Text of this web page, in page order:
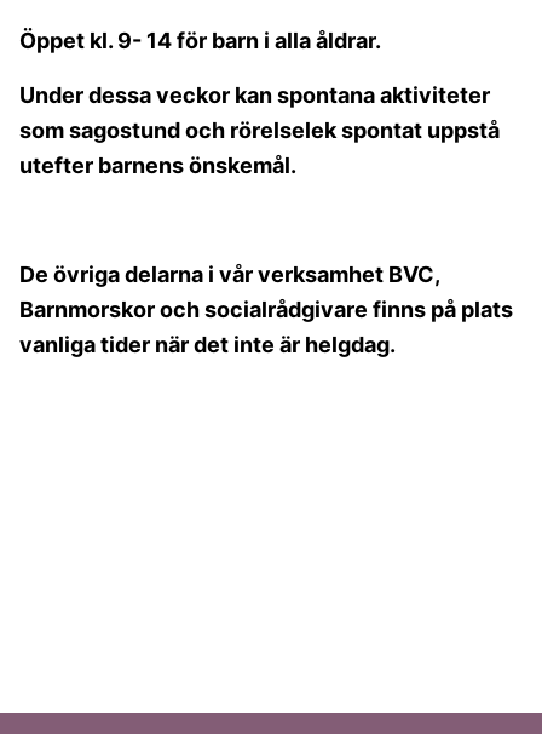
Öppet kl. 9- 14 för barn i alla åldrar.
Under dessa veckor kan spontana aktiviteter
som sagostund och rörelselek spontat uppstå
utefter barnens önskemål.
De övriga delarna i vår verksamhet BVC,
Barnmorskor och socialrådgivare finns på plats
vanliga tider när det inte är helgdag.